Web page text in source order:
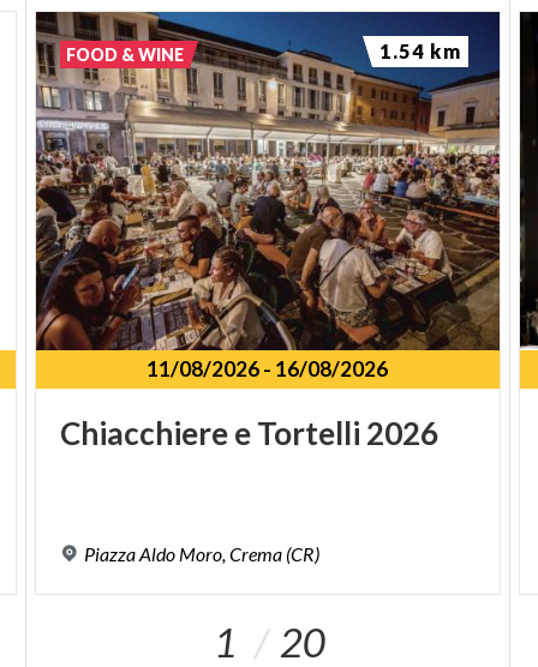
11/08/2026- 16/08/2026
ChiacchiereeTortelli 2026
PiazzaAldo Moro, Crema (CR)
FOOD & WINE 1.54 km
1 20